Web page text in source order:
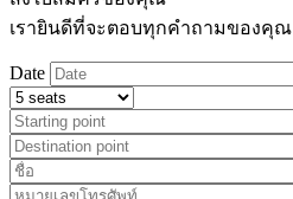
เรายินดีที่จะตอบทุกคำถามของคุณ
Date